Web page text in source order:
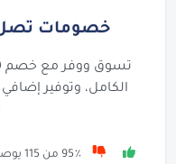
خصومات تصل إلى 10% لكل
95٪ من 115 يوصون بها